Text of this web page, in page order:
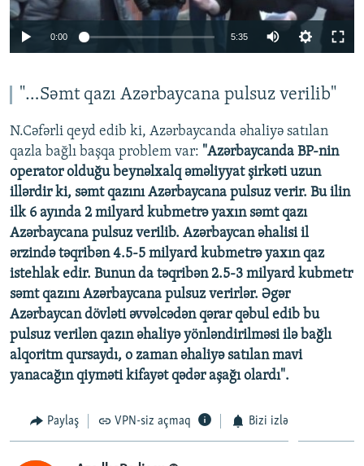
720p 1080p
0:00 5:35
360p
720p
1080p
"…Səmt qazı Azərbaycana pulsuz verilib"
N.Cəfərli qeyd edib ki, Azərbaycanda əhaliyə satılan
qazla bağlı başqa problem var: "Azərbaycanda BP-nin
operator olduğu beynəlxalq əməliyyat şirkəti uzun
illərdir ki, səmt qazını Azərbaycana pulsuz verir. Bu ilin
ilk 6 ayında 2 milyard kubmetrə yaxın səmt qazı
Azərbaycana pulsuz verilib. Azərbaycan əhalisi il
ərzində təqribən 4.5-5 milyard kubmetrə yaxın qaz
istehlak edir. Bunun da təqribən 2.5-3 milyard kubmetr
səmt qazını Azərbaycana pulsuz verirlər. Əgər
Azərbaycan dövləti əvvəlcədən qərar qəbul edib bu
pulsuz verilən qazın əhaliyə yönləndirilməsi ilə bağlı
alqoritm qursaydı, o zaman əhaliyə satılan mavi
yanacağın qiyməti kifayət qədər aşağı olardı".
Paylaş VPN-siz açmaq Bizi izlə